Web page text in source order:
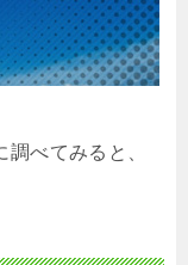
べてみると、